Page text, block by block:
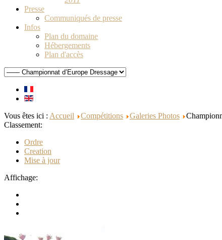
Presse
Communiqués de presse
Infos
Plan du domaine
Hébergements
Plan d'accès
Vous êtes ici : Accueil Compétitions Galeries Photos
Classement:
Ordre
Creation
Mise à jour
Affichage: